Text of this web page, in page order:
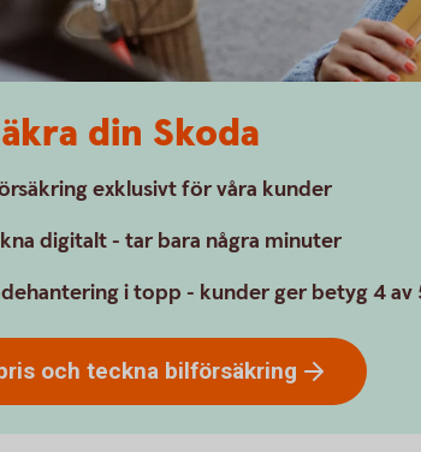
din Skoda
exklusivt för våra kunder
digitalt - tar bara några minuter
i topp - kunder ger betyg 4 av
och teckna bilförsäkring